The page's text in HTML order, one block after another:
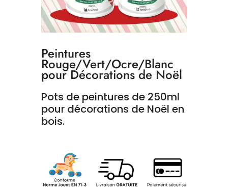
Peintures
Rouge/Vert/Ocre/Blanc
pour Décorations de Noël
Pots de peintures de 250ml
pour décorations de Noël en
bois.